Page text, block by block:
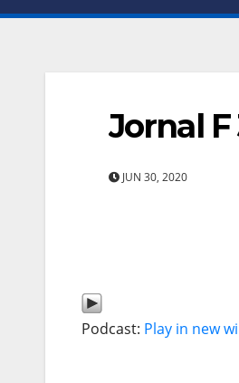
Jornal
JUN 30, 2020
Podcast: Play in new